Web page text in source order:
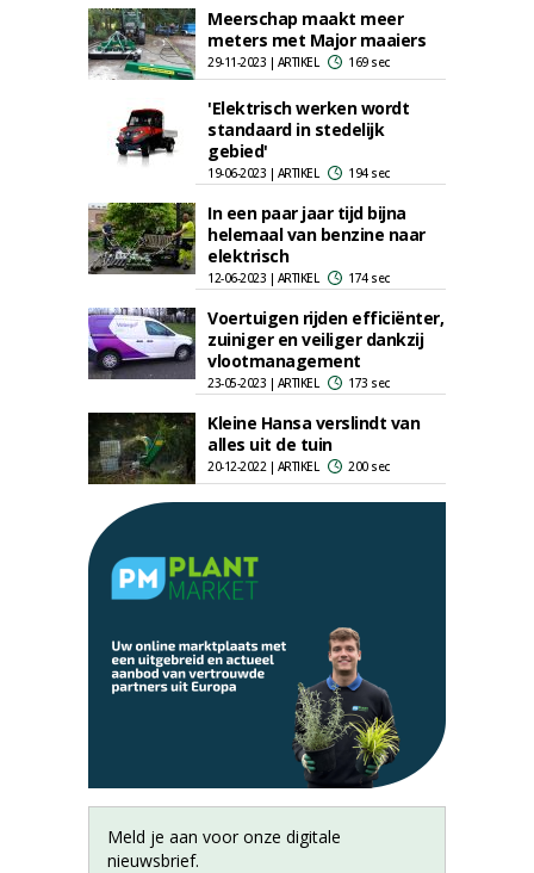
Meerschap maakt meer
meters met Major maaiers
29-11-2023 | ARTIKEL 169 sec
'Elektrisch werken wordt
standaard in stedelijk
gebied'
19-06-2023 | ARTIKEL 194 sec
In een paar jaar tijd bijna
helemaal van benzine naar
elektrisch
12-06-2023 | ARTIKEL 174 sec
Voertuigen rijden efficiënter,
zuiniger en veiliger dankzij
vlootmanagement
23-05-2023 | ARTIKEL 173 sec
Kleine Hansa verslindt van
alles uit de tuin
20-12-2022 | ARTIKEL 200 sec
Meld je aan voor onze digitale
nieuwsbrief.